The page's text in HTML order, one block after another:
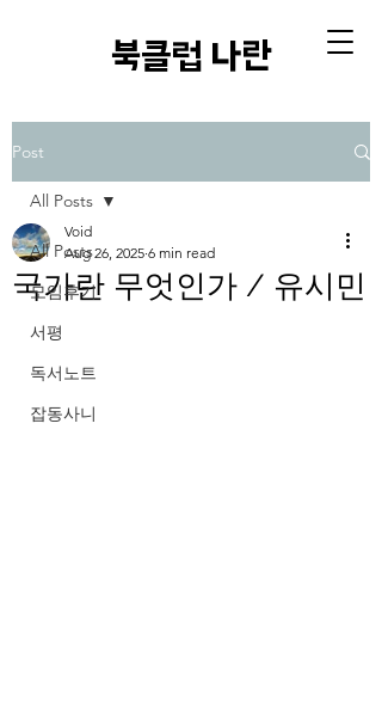
​북클럽 나란
Post
All Posts
모임후기
서평
독서노트
잡동사니
All Posts
국가란 무엇인가 / 유시민
Void
Aug 26, 2025 6 min read